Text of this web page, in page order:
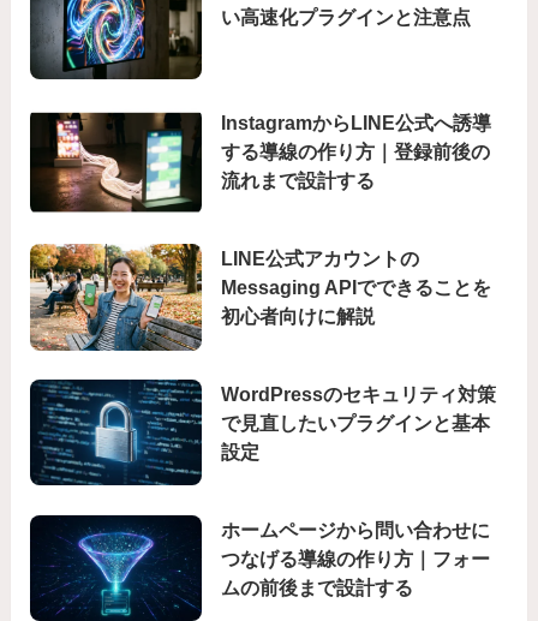
い高速化プラグインと注意点
InstagramからLINE公式へ誘導
する導線の作り方｜登録前後の
流れまで設計する
LINE公式アカウントの
Messaging APIでできることを
初心者向けに解説
WordPressのセキュリティ対策
で見直したいプラグインと基本
設定
ホームページから問い合わせに
つなげる導線の作り方｜フォー
ムの前後まで設計する